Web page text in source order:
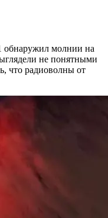
обнаружил молнии на
не понятными
что радиоволны от